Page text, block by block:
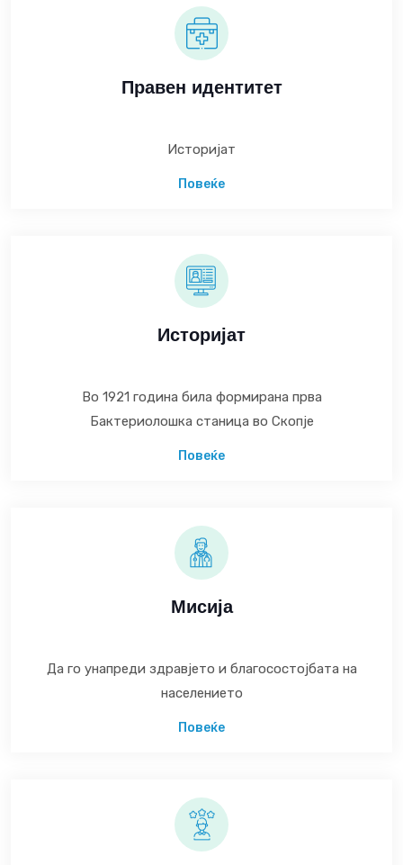
Правен идентитет
Историјат
Повеќе
Историјат
Во 1921 година била формирана прва
Бактериолошка станица во Скопје
Повеќе
Мисија
Да го унапреди здравјето и благосостојбата на
населението
Повеќе